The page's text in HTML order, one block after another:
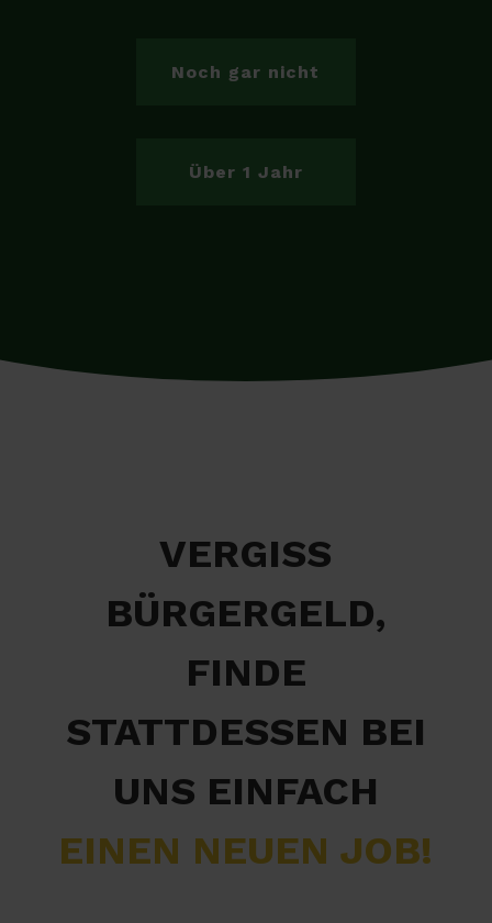
Noch gar nicht
Über 1 Jahr
VERGISS
BÜRGERGELD,
FINDE
STATTDESSEN BEI
UNS EINFACH
EINEN NEUEN JOB!